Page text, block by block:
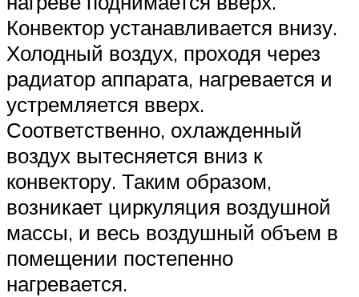
Конвектор устанавливается внизу.
Холодный воздух, проходя через
радиатор аппарата, нагревается и
устремляется вверх.
Соответственно, охлажденный
воздух вытесняется вниз к
конвектору. Таким образом,
возникает циркуляция воздушной
массы, и весь воздушный объем в
помещении постепенно
нагревается.